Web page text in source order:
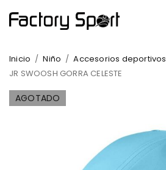
Inicio / Niño / Accesorios deportivos
JR SWOOSH GORRA CELESTE
AGOTADO